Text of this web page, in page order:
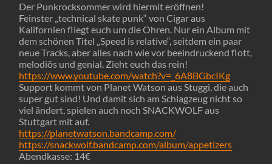
Der Punkrocksommer wird hiermit eröffnen!
Feinster „technical skate punk“ von Cigar aus
Kalifornien fliegt euch um die Ohren. Nur ein Album mit
dem schönen Titel „Speed is relative“, seitdem ein paar
neue Tracks, aber alles nach wie vor beeindruckend flott,
melodiös und genial. Zieht euch das rein!
https://www.youtube.com/watch?v=_6A8BGbcIKg
Support kommt von Planet Watson aus Stuggi, die auch
super gut sind! Und damit sich am Schlagzeug nicht so
viel ändert, spielen auch noch SNACKWOLF aus
Stuttgart mit auf.
https://planetwatson.bandcamp.com/
https://snackwolf.bandcamp.com/album/appetizers
Abendkasse: 14€